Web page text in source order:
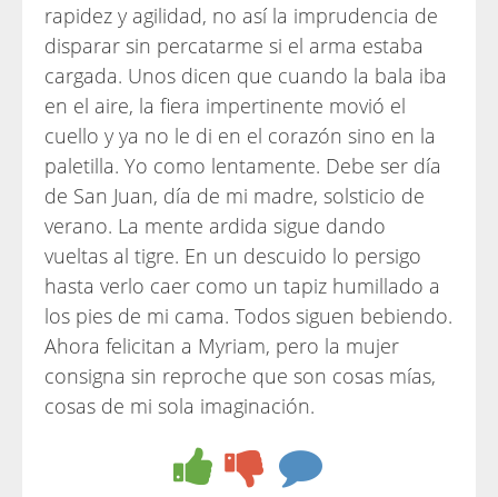
rapidez y agilidad, no así la imprudencia de
disparar sin percatarme si el arma estaba
cargada. Unos dicen que cuando la bala iba
en el aire, la fiera impertinente movió el
cuello y ya no le di en el corazón sino en la
paletilla. Yo como lentamente. Debe ser día
de San Juan, día de mi madre, solsticio de
verano. La mente ardida sigue dando
vueltas al tigre. En un descuido lo persigo
hasta verlo caer como un tapiz humillado a
los pies de mi cama. Todos siguen bebiendo.
Ahora felicitan a Myriam, pero la mujer
consigna sin reproche que son cosas mías,
cosas de mi sola imaginación.